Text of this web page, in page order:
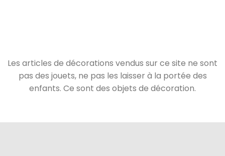
Les articles de décorations vendus sur ce site ne sont
pas des jouets, ne pas les laisser à la portée des
enfants. Ce sont des objets de décoration.